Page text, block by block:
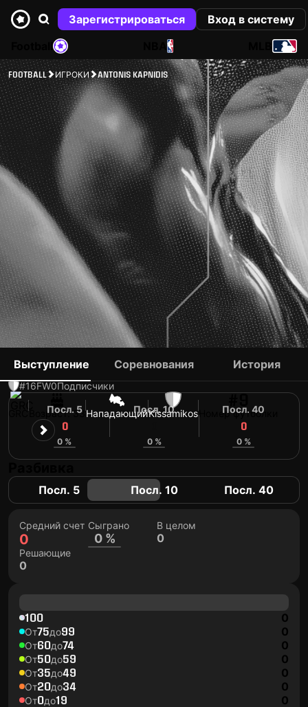
Зарегистрироваться
Вход в систему
NBA
FOOTBALL ИГРОКИ ANTONIS KAPNIDIS
ANTONIS KAPNIDIS
#16FW0Подписчики
Возраст: 33 НападающийKissamikosНомер футболки
Выступление Соревнования История
Посл. 5
0
0 %
Посл. 10
0 %
Посл. 40
0
0 %
Посл. 5 Посл. 10 Посл. 40
Средний счет
0
Сыграно
0 %
В целом
0
Решающие
0
100 0
От75до99 0
От60до74 0
От50до59 0
От35до49 0
От20до34 0
От0до19 0